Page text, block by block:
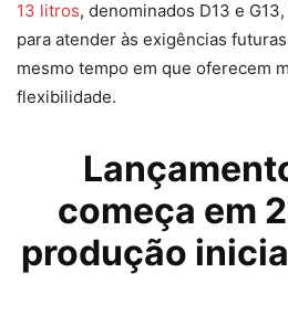
13 litros, denominados D13 e
para atender às exigências
mesmo tempo em que oferecem
flexibilidade.
começa em
produção